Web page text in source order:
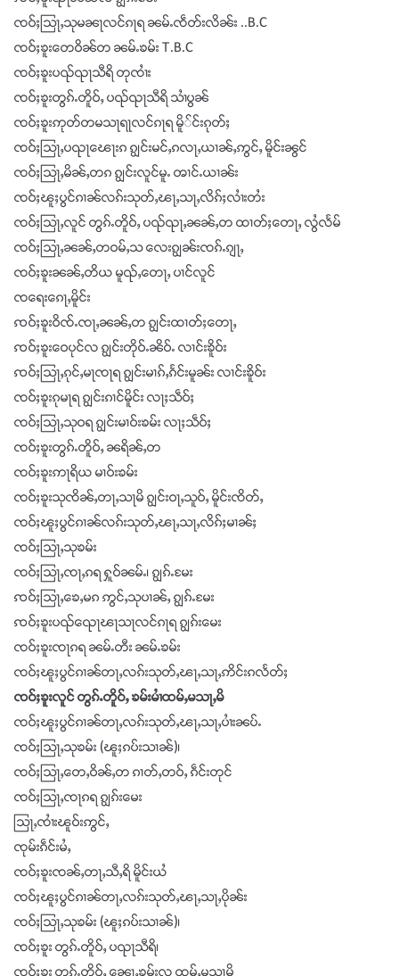
ၸဝ်ႈသြႃႇသုမၼႃလင်ၵႃရ ၼမ်ႉၸဵတ်းလိၼ်း ..B.C
ၸဝ်ႈၶူးတေဝိၼ်တ ၼမ်ႉၶမ်း T.B.C
ၸဝ်ႈၶူးပၺ်ၺႃသီရိ တုၸၢႆး
ၸဝ်ႈၶူးတွၵ်ႉတိူဝ်ႇ ပၺ်ၺႃသီရိ သၢႆပွၼ်
ၸဝ်ႈၶူးဢုတ်တမသႃရႃလင်ၵႃရ မိူ်င်းၵုတ်ႈ
ၸဝ်ႈသြႃႇပၺႃၽေႃးၵ ၵျွင်းမင်ႇၵလႃႇယၢၼ်ႇဢွင်ႇ မိူင်းၼွင်
ၸဝ်ႈသြႃႇမိၼ်ႇတၵ ၵျွင်းလူင်မူႉ ၻၢင်ႉယၢၼ်း
ၸဝ်ႈၽူႈပွင်ၵၢၼ်လၵ်းသုတ်ႇၽႃႇသႃႇလိၵ်ႈလၢႆးတႆး
ၸဝ်ႈသြႃႇလူင် တွၵ်ႉတိူဝ်ႇ ပၺ်ၺႃႇၼၼ်ႇတ ထၢတ်ႈတေႃႇ လွႆလႅမ်
ၸဝ်ႈသြႃႇၼၼ်ႇတဝမ်ႇသ လေးၵျွၼ်းၸၵ်ႉၵျႃႇ
ၸဝ်ႈၶူးၼၼ်ႇတိယ မူၺ်ႇတေႃႇ ပၢင်လူင်
ၸရေးၵေႃႇမိူင်း
ꩡဝ်ႈၶူးဝိၸ်ႉၸႃႇၼၼ်ႇတ ၵျွင်းထၢတ်ႈတေႃႇ
ꩡဝ်ႈၶူးဝေပုင်လ ၵျွင်းတိုဝ်ႉၼိဝ်ႉ လၢင်းၶိူဝ်း
ꩡဝ်ႈသြႃႇၵုင်ႇမႃၸႃရ ၵျွင်းမၢၵ်ႇၵႅင်းမူၼ်း လၢင်းၶိူဝ်း
ၸဝ်ႈၶူးၵုမႃရ ၵျွင်းၵၢင်မိူင်း လႃႈသဵဝ်ႈ
ၸဝ်ႈသြႃႇသုဝရ ၵျွင်းမၢဝ်းၶမ်း လႃႈသဵဝ်ႈ
ၸဝ်ႈၶူးတွၵ်ႉတိူဝ်ႇ ၼရိၼ်ႇတ
ၸဝ်ႈၶူးဢႃရိယ မၢဝ်းၶမ်း
ၸဝ်ႈၶူးသုၸိၼ်ႇတႃႇသႃမိ ၵျွင်းဝႃႇသူဝ်ႇ မိူင်းၸိတ်ႇ
ၸဝ်ႈၽူႈပွင်ၵၢၼ်လၵ်းသုတ်ႇၽႃႇသႃႇလိၵ်ႈမၢၼ်ႈ
ၸဝ်ႈသြႃႇသုၶမ်း
ၸဝ်ႈသြႃႇၸႃႇၵရ ႁူဝ်ၼမ်ႉ၊ ၵျွၵ်ႉမႄး
ꩡဝ်ႈသြႃႇၶေႇမၵ ဢွင်ႇသုပၢၼ်ႇ ၵျွၵ်ႉမႄး
ꩡဝ်ႈၶူးပၺ်ၺေႃၽႃသႃလင်ၵႃရ ၵျွၵ်းမေး
ၸဝ်ႈၶူးၸႃၵရ ၼမ်ႉတီး ၼမ်ႉၶမ်း
ၸဝ်ႈၽူႈပွင်ၵၢၼ်တႃႇလၵ်းသုတ်ႇၽႃႇသႃႇဢိင်းၵလႅတ်ႈ
ၸဝ်ႈၶူးလူင် တွၵ်ႉတိူဝ်ႇ ၶမ်းမၢႆထမ်ႇမသႃႇမိ
ၸဝ်ႈၽူႈပွင်ၵၢၼ်တႃႇလၵ်းသုတ်ႇၽႃႇသႃႇပၢႆးၼပ်ႉ
ၸဝ်ႈသြႃႇသုၶမ်း (ၽူႈၵပ်းသၢၼ်)၊
ၸဝ်ႈသြႃႇတေႇဝိၼ်ႇတ ၵၢတ်ႇတဝ်ႇ ၵဵင်းတုင်
ၸဝ်ႈသြႃႇၸႃၵရ ၵျွၵ်းမေး
သြႃႇၸၢႆးၽူဝ်းဢွင်ႇ
ၸုမ်းၵဵင်းမႆႇ
ၸဝ်ႈၶူးၸၼ်ႇတႃႇသီႇရိ မိူင်းယႆ
ၸဝ်ႈၽူႈပွင်ၵၢၼ်တႃႇလၵ်းသုတ်ႇၽႃႇသႃႇပိုၼ်း
ၸဝ်ႈသြႃႇသုၶမ်း (ၽူႈၵပ်းသၢၼ်)၊
ၸဝ်ႈၶူး တွၵ်ႉတိူဝ်ႇ ပၺႃသီရိ၊
ၸဝ်ႈၶူး တွၵ်ႉတိူဝ်ႇ ၼေႃႇၶမ်းလ ထမ်ႇမသႃမိ